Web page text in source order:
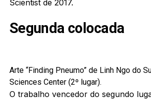
Scientist de 2017.
Segunda colocada
Arte “Finding Pneumo” de Linh Ngo do
Sciences Center (2º lugar).
O trabalho vencedor do segundo